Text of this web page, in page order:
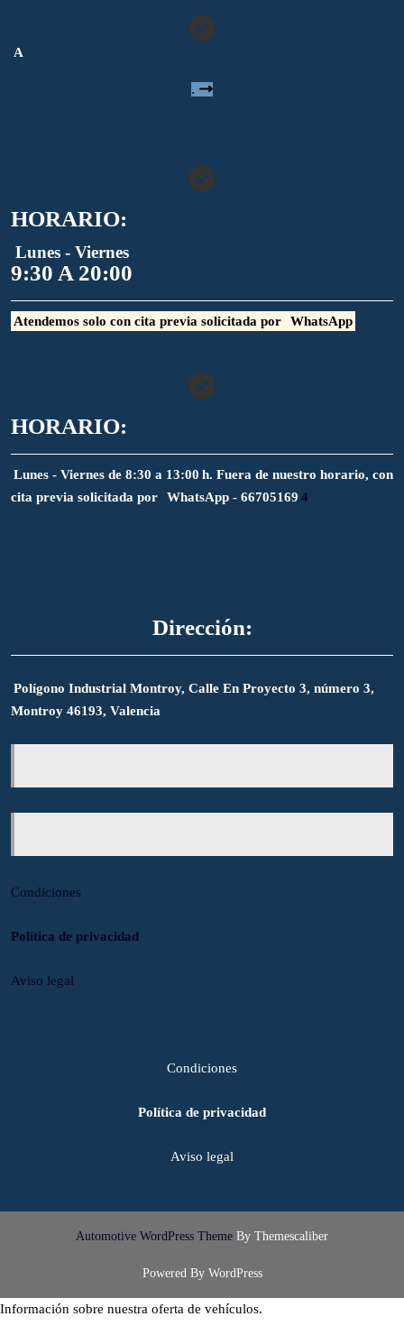
A
.
HORARIO:
Lunes - Viernes
9:30 A 20:00
Atendemos solo con cita previa solicitada por WhatsApp
HORARIO:
Lunes - Viernes de 8:30 a 13:00 h. Fuera de nuestro horario, con
cita previa solicitada por
WhatsApp - 66705169 4
Dirección:
Polígono Industrial Montroy, Calle En Proyecto 3, número 3,
Montroy 46193, Valencia
Condiciones
Política de privacidad
Aviso legal
Condiciones
Política de privacidad
Aviso legal
Automotive WordPress Theme By Themescaliber
Powered By WordPress
Información sobre nuestra oferta de vehículos.